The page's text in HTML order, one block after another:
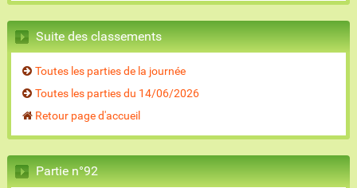
Suite des classements
Toutes les parties de la journée
Toutes les parties du 14/06/2026
Retour page d'accueil
Partie n°92